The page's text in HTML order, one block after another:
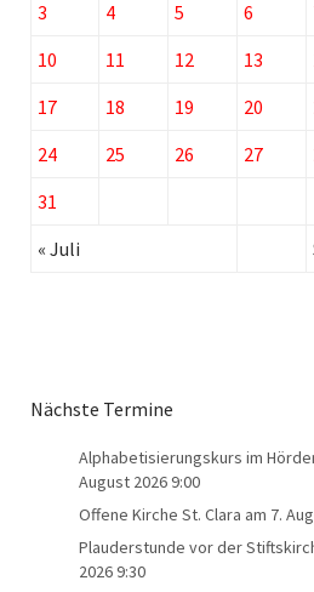
3 4 5 6
10
11 12 13
17
18 19 20
24
25 26 27
31
« Juli
Nächste Termine
Alphabetisierungskurs im
August 2026 9:00
Offene Kirche St. Clara am 7.
Plauderstunde vor der
2026 9:30